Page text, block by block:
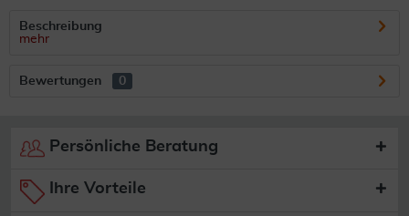
Beschreibung
mehr
Bewertungen 0
Persönliche Beratung
Ihre Vorteile